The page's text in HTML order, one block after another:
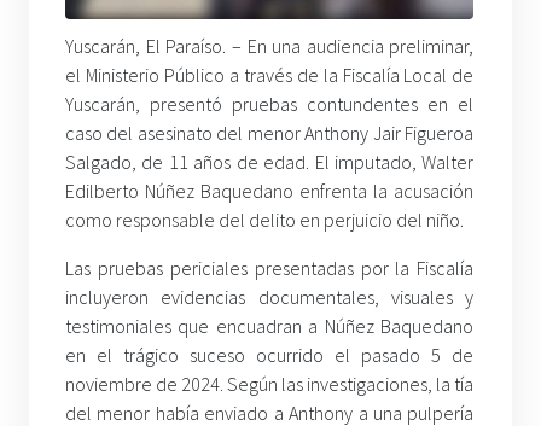
Yuscarán, El Paraíso. – En una audiencia preliminar,
el Ministerio Público a través de la Fiscalía Local de
Yuscarán, presentó pruebas contundentes en el
caso del asesinato del menor Anthony Jair Figueroa
Salgado, de 11 años de edad. El imputado, Walter
Edilberto Núñez Baquedano enfrenta la acusación
como responsable del delito en perjuicio del niño.
Las pruebas periciales presentadas por la Fiscalía
incluyeron evidencias documentales, visuales y
testimoniales que encuadran a Núñez Baquedano
en el trágico suceso ocurrido el pasado 5 de
noviembre de 2024. Según las investigaciones, la tía
del menor había enviado a Anthony a una pulpería